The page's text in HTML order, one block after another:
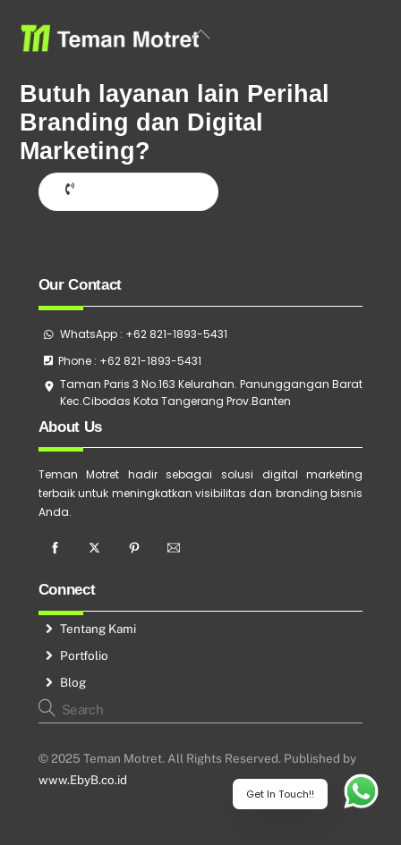
Get In Touch!!
Back
Butuh layanan lain Perihal
Branding dan Digital
Marketing?
Our Contact
WhatsApp : +62 821-1893-5431
Phone : +62 821-1893-5431
Taman Paris 3 No.163 Kelurahan. Panunggangan Barat
Kec.Cibodas Kota Tangerang Prov.Banten
About Us
Teman Motret hadir sebagai solusi digital marketing
terbaik untuk meningkatkan visibilitas dan branding bisnis
Anda.
Connect
Tentang Kami
Portfolio
Blog
© 2025 Teman Motret. All Rights Reserved. Published by
www.EbyB.co.id